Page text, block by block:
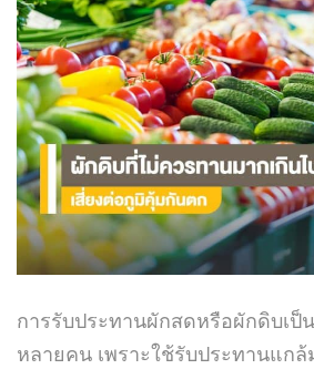
การรับประทานผักสดหรือผักดิบเ
หลายคน เพราะใช้รับประทานแก